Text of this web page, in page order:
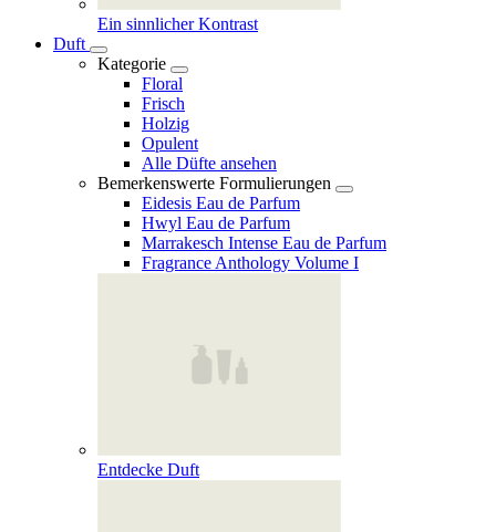
Ein sinnlicher Kontrast
Duft
Kategorie
Floral
Frisch
Holzig
Opulent
Alle Düfte ansehen
Bemerkenswerte Formulierungen
Eidesis Eau de Parfum
Hwyl Eau de Parfum
Marrakesch Intense Eau de Parfum
Fragrance Anthology Volume I
Entdecke Duft